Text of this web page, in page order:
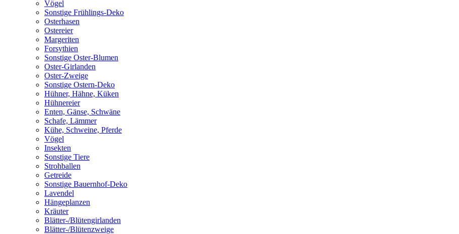
Vögel
Sonstige Frühlings-Deko
Osterhasen
Ostereier
Margeriten
Forsythien
Sonstige Oster-Blumen
Oster-Girlanden
Oster-Zweige
Sonstige Ostern-Deko
Hühner, Hähne, Küken
Hühnereier
Enten, Gänse, Schwäne
Schafe, Lämmer
Kühe, Schweine, Pferde
Vögel
Insekten
Sonstige Tiere
Strohballen
Getreide
Sonstige Bauernhof-Deko
Lavendel
Hängeplanzen
Kräuter
Blätter-/Blütengirlanden
Blätter-/Blütenzweige